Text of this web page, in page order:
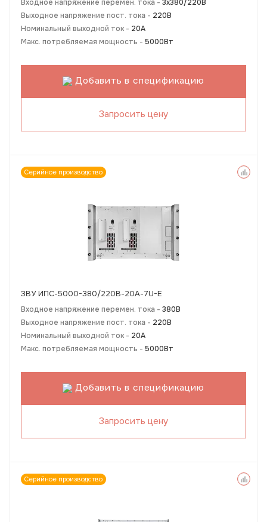
Входное напряжение перемен. тока - 3х380/220В
Выходное напряжение пост. тока - 220В
Номинальный выходной ток - 20А
Макс. потребляемая мощность - 5000Вт
Добавить в спецификацию
Запросить цену
Серийное производство
ЗВУ ИПС-5000-380/220В-20А-7U-Е
Входное напряжение перемен. тока - 380В
Выходное напряжение пост. тока - 220В
Номинальный выходной ток - 20А
Макс. потребляемая мощность - 5000Вт
Добавить в спецификацию
Запросить цену
Серийное производство